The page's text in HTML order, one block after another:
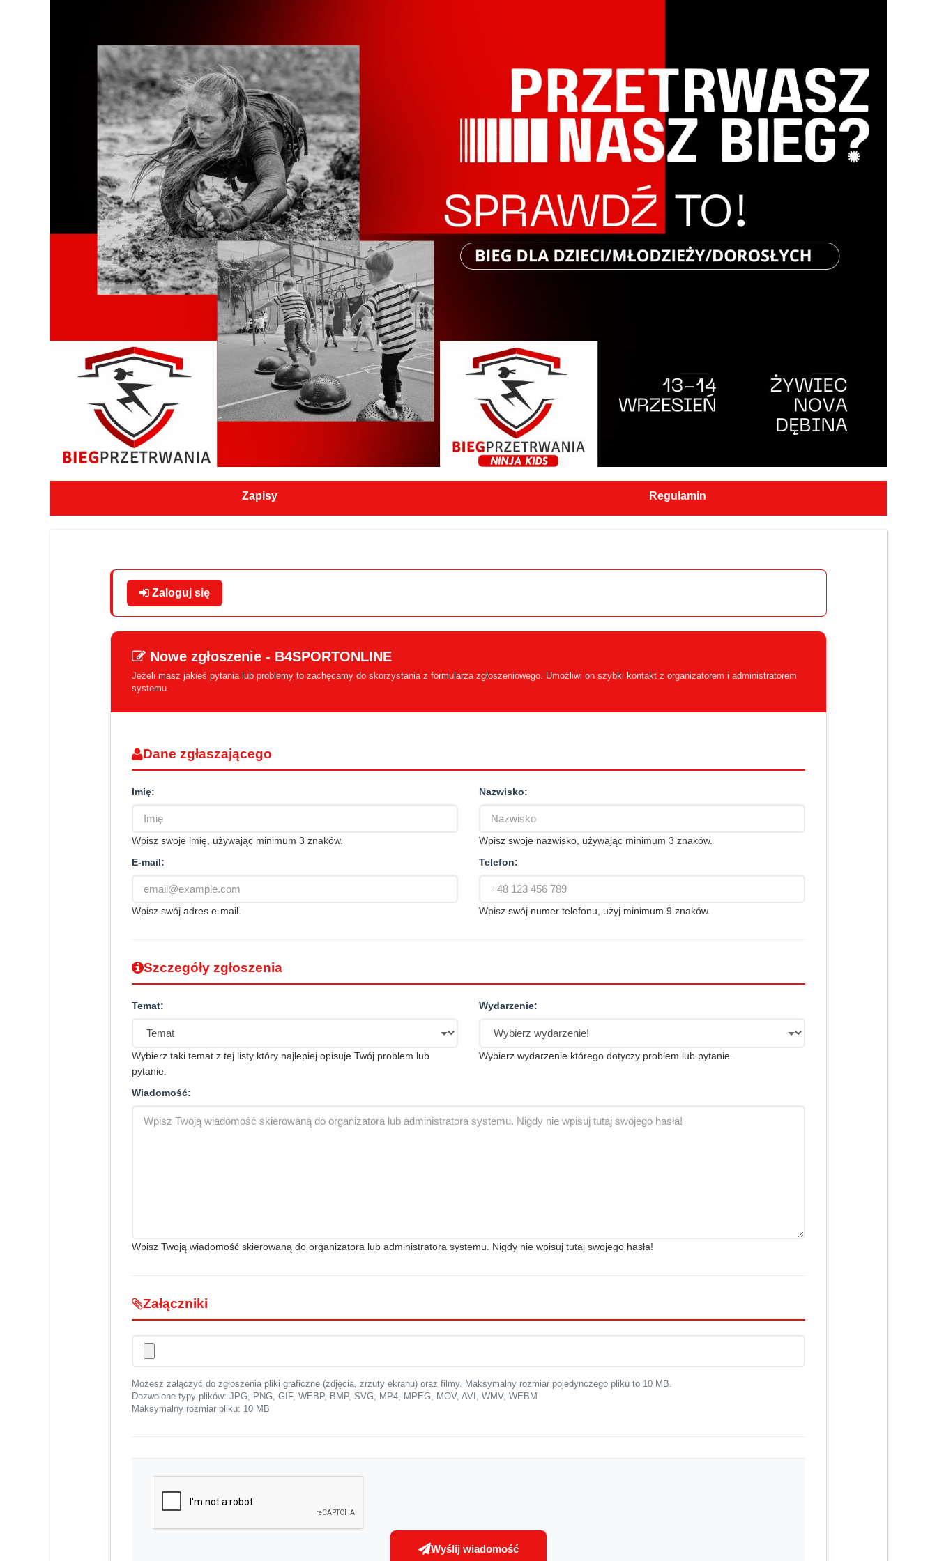
Zapisy Regulamin
Zaloguj się
Nowe zgłoszenie - B4SPORTONLINE
Jeżeli masz jakieś pytania lub problemy to zachęcamy do skorzystania z formularza zgłoszeniowego. Umożliwi on szybki kontakt z organizatorem i administratorem
systemu.
Dane zgłaszającego
Imię:
Wpisz swoje imię, używając minimum 3 znaków.
Nazwisko:
Wpisz swoje nazwisko, używając minimum 3 znaków.
E-mail:
Wpisz swój adres e-mail.
Telefon:
Wpisz swój numer telefonu, użyj minimum 9 znaków.
Szczegóły zgłoszenia
Temat:
Wybierz taki temat z tej listy który najlepiej opisuje Twój problem lub
pytanie.
Wydarzenie:
Wybierz wydarzenie którego dotyczy problem lub pytanie.
Wiadomość:
Wpisz Twoją wiadomość skierowaną do organizatora lub administratora systemu. Nigdy nie wpisuj tutaj swojego hasła!
Załączniki
Możesz załączyć do zgłoszenia pliki graficzne (zdjęcia, zrzuty ekranu) oraz filmy. Maksymalny rozmiar pojedynczego pliku to 10 MB.
Dozwolone typy plików: JPG, PNG, GIF, WEBP, BMP, SVG, MP4, MPEG, MOV, AVI, WMV, WEBM
Maksymalny rozmiar pliku: 10 MB
Wyślij wiadomość